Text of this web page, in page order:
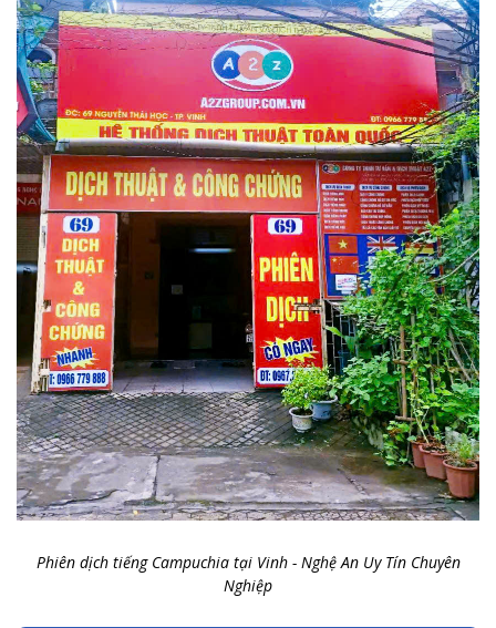
Phiên dịch tiếng Campuchia tại Vinh - Nghệ An Uy Tín Chuyên
Nghiệp